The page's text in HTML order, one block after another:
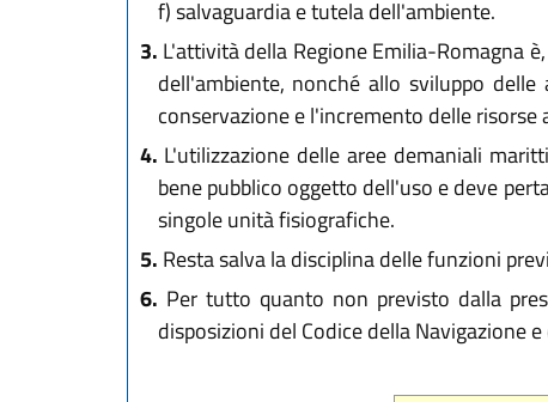
f)salvaguardia e tutela dell'ambiente.
3. L'attività della Regione Emilia-Romagna
dell'ambiente, nonché allo sviluppo
conservazione e l'incremento delle risorse
4. L'utilizzazione delle aree demaniali
bene pubblico oggetto dell'uso e deve
singole unità fisiografiche.
5. Resta salva la disciplina delle funzioni
6. Per tutto quanto non previsto dalla
disposizioni del Codice della Navigazione